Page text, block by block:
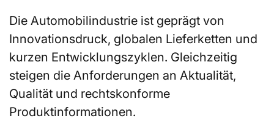
Die Automobilindustrie ist geprägt von
Innovationsdruck, globalen Lieferketten und
kurzen Entwicklungszyklen. Gleichzeitig
steigen die Anforderungen an Aktualität,
Qualität und rechtskonforme
Produktinformationen.